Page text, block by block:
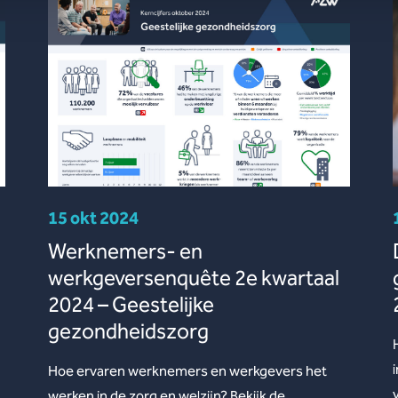
15 okt 2024
Werknemers- en
werkgeversenquête 2e kwartaal
2024 – Geestelijke
gezondheidszorg
Hoe ervaren werknemers en werkgevers het